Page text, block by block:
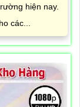
hiện nay.
các...